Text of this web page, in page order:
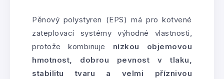
Pěnový polystyren (EPS) má pro kotvené
zateplovací systémy výhodné vlastnosti,
protože kombinuje nízkou objemovou
hmotnost, dobrou pevnost v tlaku,
stabilitu tvaru a velmi příznivou